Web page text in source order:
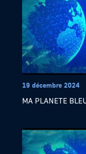
19 décembre 2024
MA PLANETE